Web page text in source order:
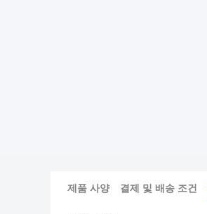
제품 사양 결제 및 배송 조건